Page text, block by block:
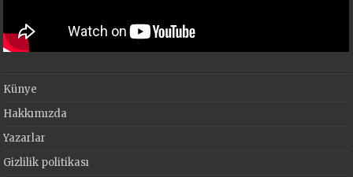
Künye
Hakkımızda
Yazarlar
Gizlilik politikası